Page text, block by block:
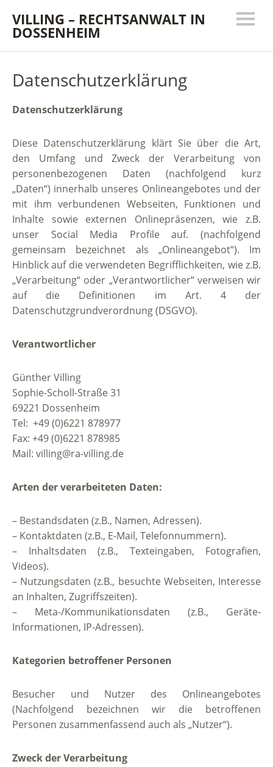
VILLING – RECHTSANWALT IN
DOSSENHEIM
Datenschutzerklärung
Datenschutzerklärung
Diese Datenschutzerklärung klärt Sie über die Art,
den Umfang und Zweck der Verarbeitung von
personenbezogenen Daten (nachfolgend kurz
„Daten“) innerhalb unseres Onlineangebotes und der
mit ihm verbundenen Webseiten, Funktionen und
Inhalte sowie externen Onlinepräsenzen, wie z.B.
unser Social Media Profile auf. (nachfolgend
gemeinsam bezeichnet als „Onlineangebot“). Im
Hinblick auf die verwendeten Begrifflichkeiten, wie z.B.
„Verarbeitung“ oder „Verantwortlicher“ verweisen wir
auf die Definitionen im Art. 4 der
Datenschutzgrundverordnung (DSGVO).
Verantwortlicher
Günther Villing
Sophie-Scholl-Straße 31
69221 Dossenheim
Tel: +49 (0)6221 878977
Fax: +49 (0)6221 878985
Mail: villing@ra-villing.de
Arten der verarbeiteten Daten:
– Bestandsdaten (z.B., Namen, Adressen).
– Kontaktdaten (z.B., E-Mail, Telefonnummern).
– Inhaltsdaten (z.B., Texteingaben, Fotografien,
Videos).
– Nutzungsdaten (z.B., besuchte Webseiten, Interesse
an Inhalten, Zugriffszeiten).
– Meta-/Kommunikationsdaten (z.B., Geräte-
Informationen, IP-Adressen).
Kategorien betroffener Personen
Besucher und Nutzer des Onlineangebotes
(Nachfolgend bezeichnen wir die betroffenen
Personen zusammenfassend auch als „Nutzer“).
Zweck der Verarbeitung